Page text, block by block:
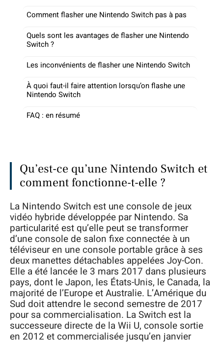
Comment flasher une Nintendo Switch pas à pas
Quels sont les avantages de flasher une Nintendo
Switch ?
Les inconvénients de flasher une Nintendo Switch
À quoi faut-il faire attention lorsqu’on flashe une
Nintendo Switch
FAQ : en résumé
Qu’est-ce qu’une Nintendo Switch et
comment fonctionne-t-elle ?
La Nintendo Switch est une console de jeux
vidéo hybride développée par Nintendo. Sa
particularité est qu’elle peut se transformer
d’une console de salon fixe connectée à un
téléviseur en une console portable grâce à ses
deux manettes détachables appelées Joy-Con.
Elle a été lancée le 3 mars 2017 dans plusieurs
pays, dont le Japon, les États-Unis, le Canada, la
majorité de l’Europe et Australie. L’Amérique du
Sud doit attendre le second semestre de 2017
pour sa commercialisation. La Switch est la
successeure directe de la Wii U, console sortie
en 2012 et commercialisée jusqu’en janvier